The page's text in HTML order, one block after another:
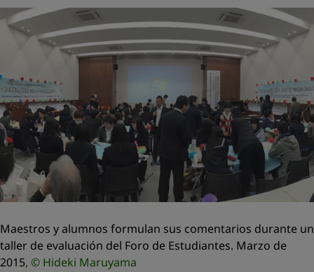
Maestros y alumnos formulan sus comentarios durante un
taller de evaluación del Foro de Estudiantes. Marzo de
2015, © Hideki Maruyama